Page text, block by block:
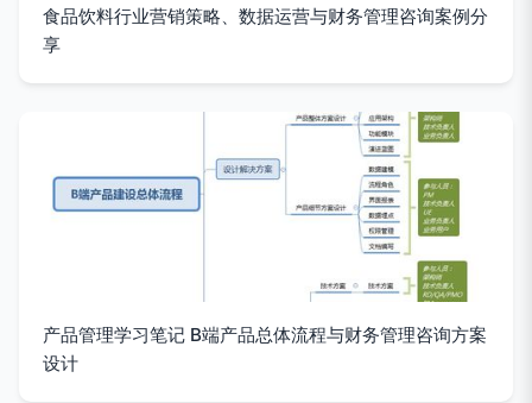
食品饮料行业营销策略、数据运营与财务管理咨询案例分
享
产品管理学习笔记 B端产品总体流程与财务管理咨询方案
设计